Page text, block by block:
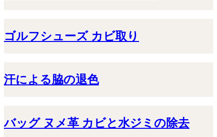
ゴルフシューズ カビ取り
汗による脇の退色
バッグ ヌメ革 カビと水ジミの除去